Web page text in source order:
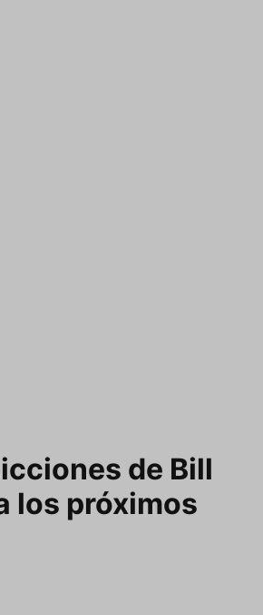
de Bill
los próximos